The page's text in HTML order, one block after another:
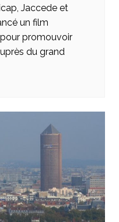
Jaccede et
un film
promouvoir
du grand